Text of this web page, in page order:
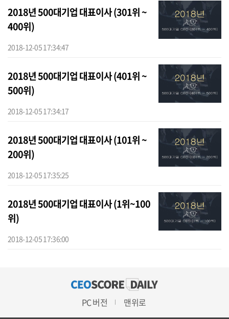
2018년 500대기업 대표이사 (301위 ~
400위)
2018-12-05 17:34:47
2018년 500대기업 대표이사 (401위 ~
500위)
2018-12-05 17:34:17
2018년 500대기업 대표이사 (101위 ~
200위)
2018-12-05 17:35:25
2018년 500대기업 대표이사 (1위~100
위)
2018-12-05 17:36:00
PC 버전 맨위로